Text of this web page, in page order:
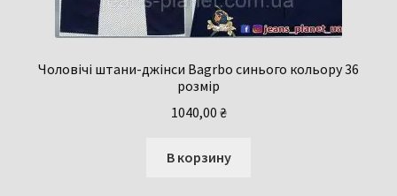
Чоловічі штани-джінси Bagrbo синього кольору 36
розмір
1040,00 ₴
В корзину